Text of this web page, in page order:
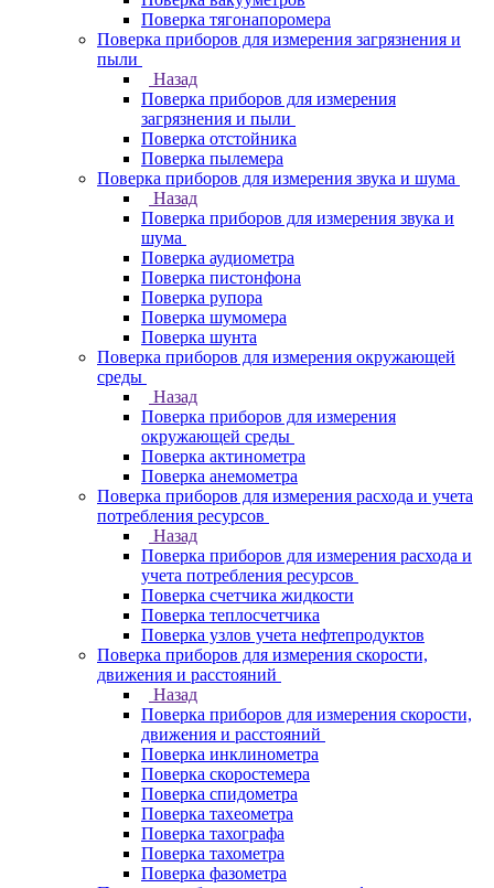
Поверка тягонапоромера
Поверка приборов для измерения загрязнения и
пыли
Назад
Поверка приборов для измерения
загрязнения и пыли
Поверка отстойника
Поверка пылемера
Поверка приборов для измерения звука и шума
Назад
Поверка приборов для измерения звука и
шума
Поверка аудиометра
Поверка пистонфона
Поверка рупора
Поверка шумомера
Поверка шунта
Поверка приборов для измерения окружающей
среды
Назад
Поверка приборов для измерения
окружающей среды
Поверка актинометра
Поверка анемометра
Поверка приборов для измерения расхода и учета
потребления ресурсов
Назад
Поверка приборов для измерения расхода и
учета потребления ресурсов
Поверка счетчика жидкости
Поверка теплосчетчика
Поверка узлов учета нефтепродуктов
Поверка приборов для измерения скорости,
движения и расстояний
Назад
Поверка приборов для измерения скорости,
движения и расстояний
Поверка инклинометра
Поверка скоростемера
Поверка спидометра
Поверка тахеометра
Поверка тахографа
Поверка тахометра
Поверка фазометра